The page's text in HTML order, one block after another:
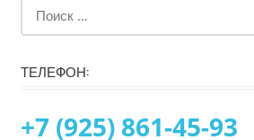
ТЕЛЕФОН:
+7 (925) 861-45-93